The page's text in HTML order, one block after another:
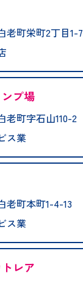
老町栄町2丁目1-7
プ場
老町字石山110-2
ス業
老町本町1-4-13
ス業
レア